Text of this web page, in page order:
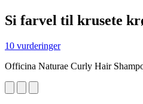
Si farvel til krusete
10 vurderinger
Officina Naturae Curly Hair